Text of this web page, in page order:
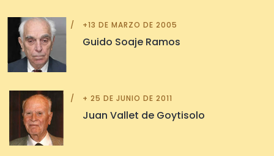
+13 DE MARZO DE 2005
Guido Soaje Ramos
+ 25 DE JUNIO DE 2011
Juan Vallet de Goytisolo